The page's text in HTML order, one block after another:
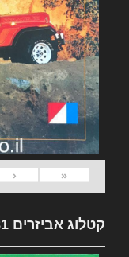
«
‹
קטלוג אביזרים 1981 Jeep